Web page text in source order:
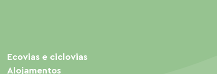
Ecovias e ciclovias
Alojamentos